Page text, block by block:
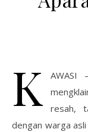
K
AWASI
resah,
dengan warga